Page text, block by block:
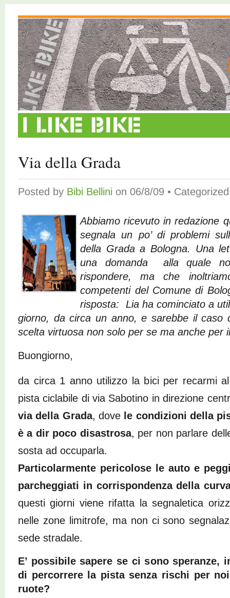
Via della Grada
Posted by Bibi Bellini on 06/8/09 •
Abbiamo ricevuto in redazione
segnala un po’ di problemi
della Grada a Bologna. Una
una domanda alla quale
rispondere, ma che
competenti del Comune di
risposta: Lia ha cominciato a
giorno, da circa un anno, e sarebbe il caso
scelta virtuosa non solo per se ma anche per
Buongiorno,
da circa 1 anno utilizzo la bici per recarmi
pista ciclabile di via Sabotino in direzione
via della Grada, dove le condizioni della
è a dir poco disastrosa, per non parlare
sosta ad occuparla.
Particolarmente pericolose le auto e
parcheggiati in corrispondenza della
questi giorni viene rifatta la segnaletica
nelle zone limitrofe, ma non ci sono
sede stradale.
E’ possibile sapere se ci sono speranze,
di percorrere la pista senza rischi per
ruote?